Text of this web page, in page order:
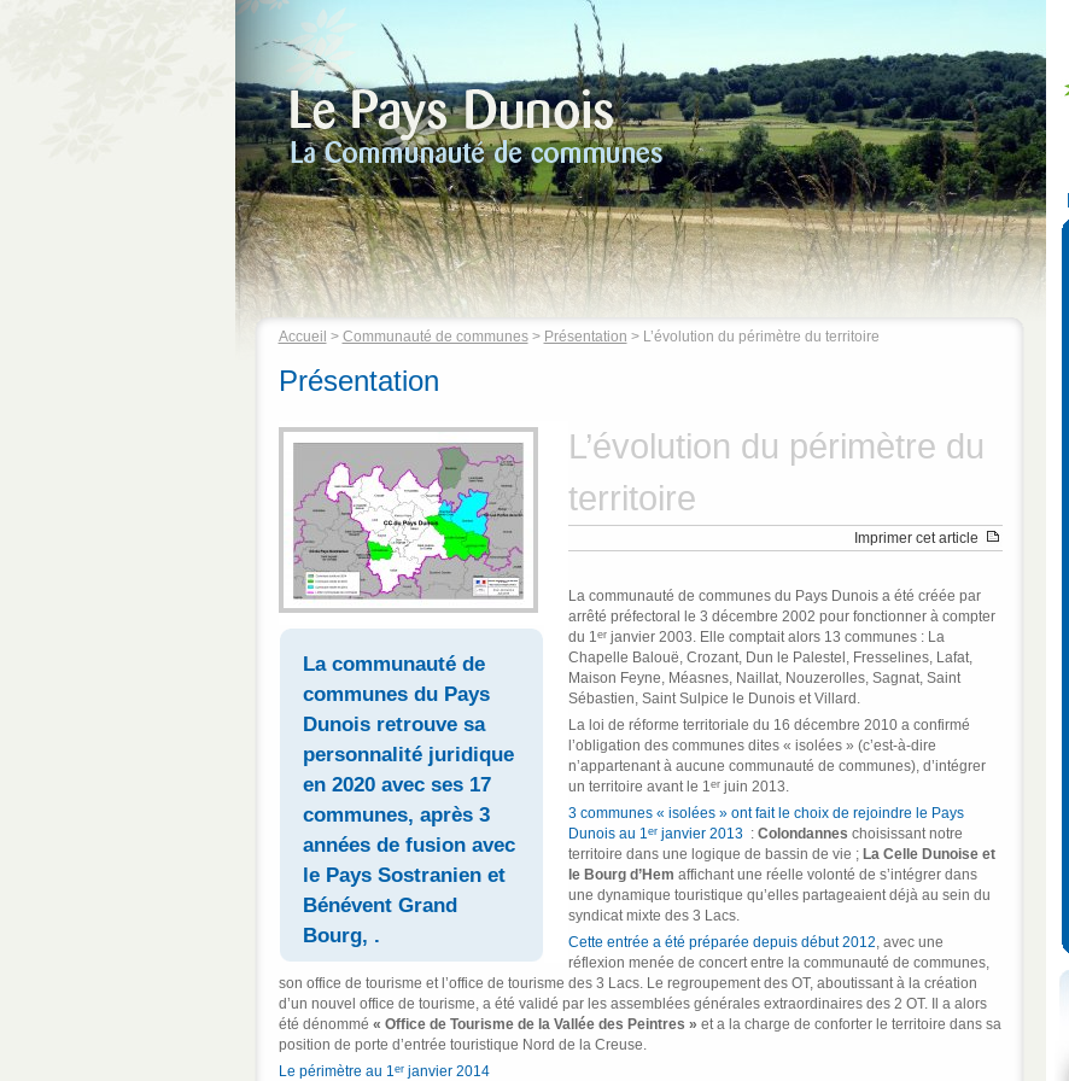
Accueil > Communauté de communes> Présentation > L’évolution du périmètre du territoire
Présentation
La communauté de
communes du Pays
Dunois retrouve sa
personnalité juridique
en 2020 avec ses 17
communes, après 3
années de fusion avec
le Pays Sostranien et
Bénévent Grand
Bourg, .
L’évolution du périmètre du
territoire
Imprimer cet article
La communauté de communes du Pays Dunois a été créée par
arrêté préfectoral le 3 décembre 2002 pour fonctionner à compter
du 1 erjanvier 2003. Elle comptait alors 13 communes : La
Chapelle Balouë, Crozant, Dun le Palestel, Fresselines, Lafat,
Maison Feyne, Méasnes, Naillat, Nouzerolles, Sagnat, Saint
Sébastien, Saint Sulpice le Dunois et Villard.
La loi de réforme territoriale du 16 décembre 2010 a confirmé
l’obligation des communes dites « isolées » (c’est-à-dire
n’appartenant à aucune communauté de communes), d’intégrer
un territoire avant le 1 erjuin 2013.
3 communes « isolées » ont fait le choix de rejoindre le Pays
Dunois au 1 erjanvier 2013 : Colondannes choisissant notre
territoire dans une logique de bassin de vie ; La Celle Dunoise et
le Bourg d’Hem affichant une réelle volonté de s’intégrer dans
une dynamique touristique qu’elles partageaient déjà au sein du
syndicat mixte des 3 Lacs.
Cette entrée a été préparée depuis début 2012 , avec une
réflexion menée de concert entre la communauté de communes,
son office de tourisme et l’office de tourisme des 3 Lacs. Le regroupement des OT, aboutissant à la création
d’un nouvel office de tourisme, a été validé par les assemblées générales extraordinaires des 2 OT. Il a alors
été dénommé « Office de Tourisme de la Vallée des Peintres » et a la charge de conforter le territoire dans sa
position de porte d’entrée touristique Nord de la Creuse.
Le périmètre au 1 erjanvier 2014